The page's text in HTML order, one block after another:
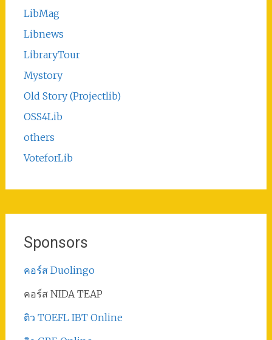
LibMag
Libnews
LibraryTour
Mystory
Old Story (Projectlib)
OSS4Lib
others
VoteforLib
Sponsors
คอร์ส Duolingo
คอร์ส NIDA TEAP
ติว TOEFL IBT Online